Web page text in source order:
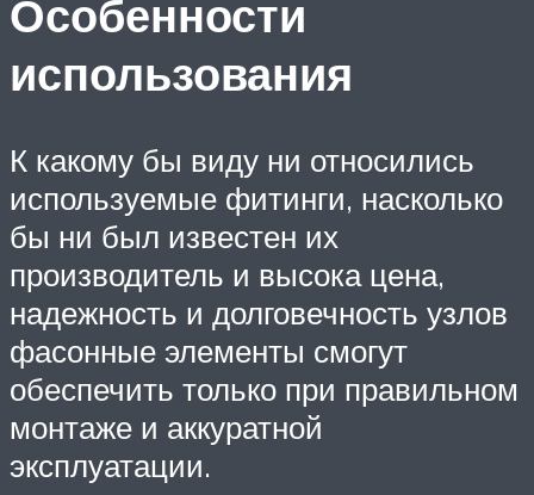
Особенности
использования
К какому бы виду ни относились
используемые фитинги, насколько
бы ни был известен их
производитель и высока цена,
надежность и долговечность узлов
фасонные элементы смогут
обеспечить только при правильном
монтаже и аккуратной
эксплуатации.